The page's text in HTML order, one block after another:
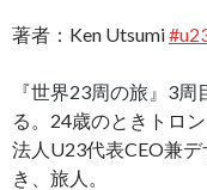
著者：Ken Utsumi
『世界23周の旅』3周
る。24歳のときトロ
法人U23代表CEO兼
き、旅人。